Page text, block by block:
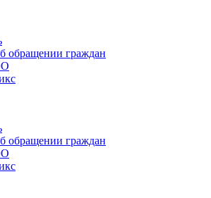
обращении граждан
обращении граждан